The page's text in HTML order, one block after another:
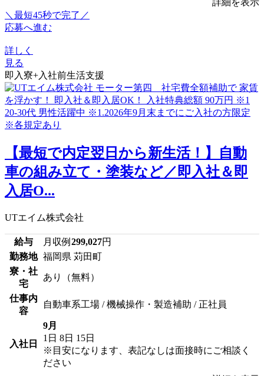
詳細を表示
＼最短45秒で完了／
応募へ進む
詳しく
見る
即入寮+入社前生活支援
【最短で内定翌日から新生活！】自動
車の組み立て・塗装など／即入社＆即
入居O...
UTエイム株式会社
給与 月収例 299,027円
勤務地 福岡県 苅田町
寮・社
宅
あり（無料）
仕事内
容
自動車系工場 / 機械操作・製造補助 / 正社員
入社日
9月
1日 8日 15日
※目安になります、表記なしは面接時にご相談く
ださい